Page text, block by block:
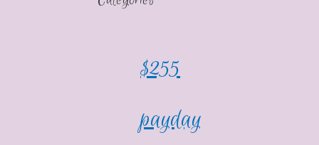
$255
payday